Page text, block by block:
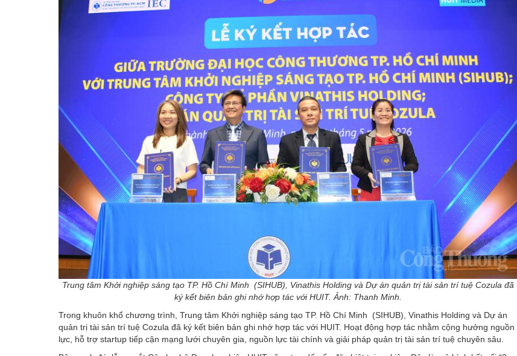
Trung tâm Khởi nghiệp sáng tạo TP. Hồ Chí Minh (SIHUB), Vinathis Holding và Dự án quản trị tài sản trí tuệ Cozula đã
ký kết biên bản ghi nhớ hợp tác với HUIT. Ảnh: Thanh Minh.
Trong khuôn khổ chương trình, Trung tâm Khởi nghiệp sáng tạo TP. Hồ Chí Minh (SIHUB), Vinathis Holding và Dự án
quản trị tài sản trí tuệ Cozula đã ký kết biên bản ghi nhớ hợp tác với HUIT. Hoạt động hợp tác nhằm cộng hưởng nguồn
lực, hỗ trợ startup tiếp cận mạng lưới chuyên gia, nguồn lực tài chính và giải pháp quản trị tài sản trí tuệ chuyên sâu.